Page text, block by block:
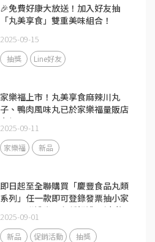
🎉免費好康大放送！加入好友抽
「丸美享食」雙重美味組合！
2025-09-15
抽獎 Line好友
家樂福上市！丸美享食麻辣川丸
子、鴨肉風味丸已於家樂福量販店
上架
2025-09-11
家樂福 新品
即日起至全聯購買「慶豐食品丸類
系列」任一款即可登錄發票抽小家
電、全聯禮券及各種好禮！(中獎
名單已公告)
2025-09-01
新品 促銷活動 抽獎